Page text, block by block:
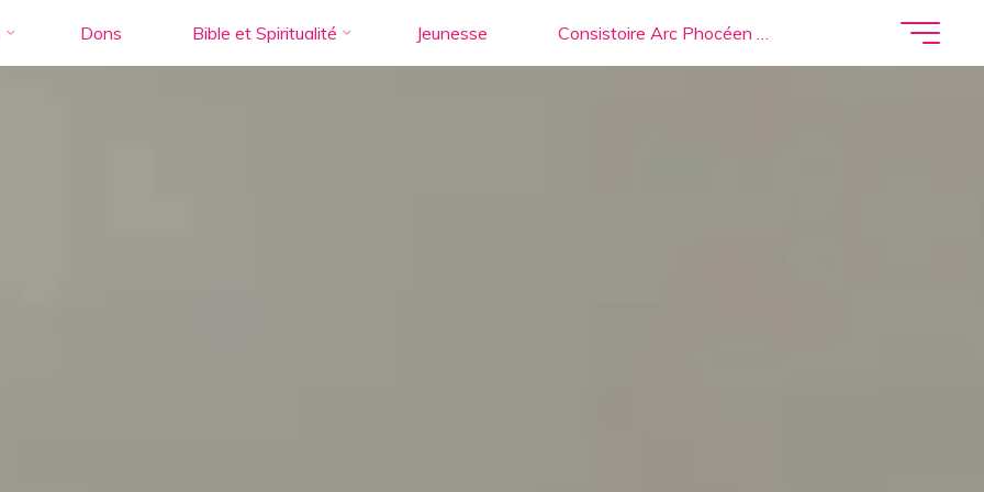
Dons Bible et Spiritualité Jeunesse Consistoire Arc Phocéen …